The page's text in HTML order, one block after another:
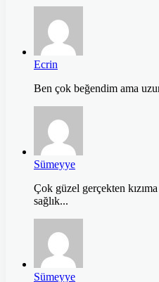
Ecrin
Ben çok beğendim ama
Sümeyye
Çok güzel gerçekten
sağlık...
Sümeyye